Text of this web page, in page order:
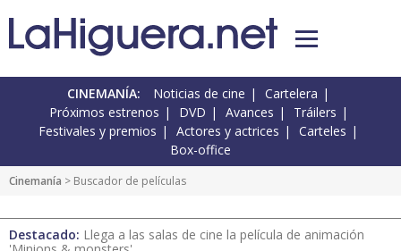
CINEMANÍA: Noticias de cine
Cartelera
Próximos estrenos
DVD Avances
Tráilers
Festivales y premios
Actores y actrices
Carteles
Box-office
Cinemanía > Buscador de películas
Destacado: Llega a las salas de cine la película de animación